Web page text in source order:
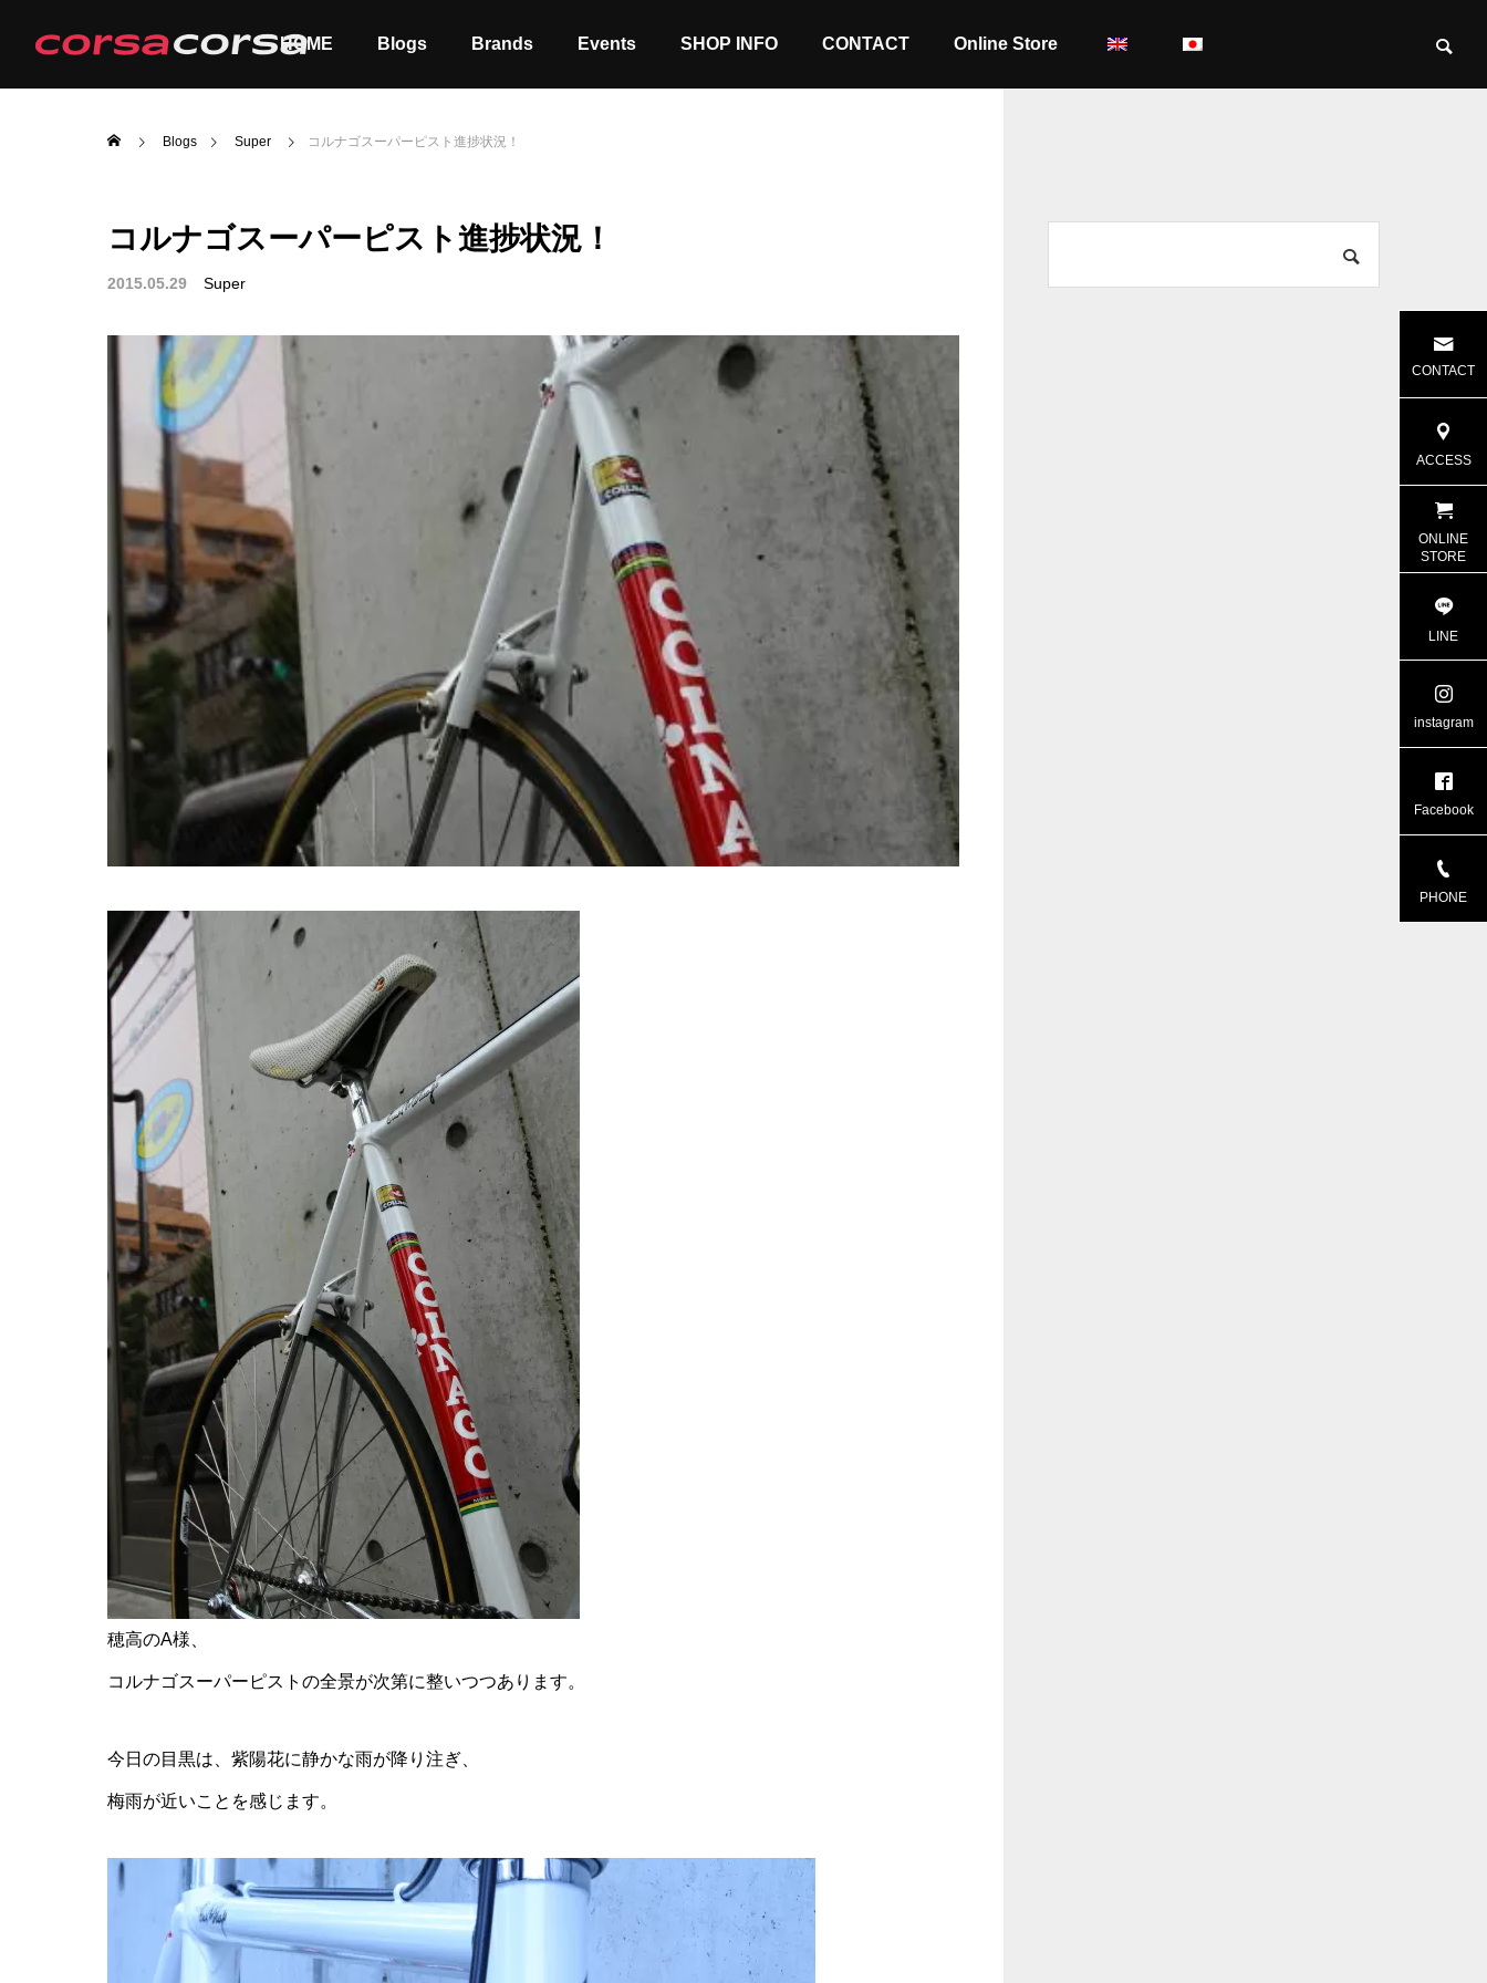
HOME Blogs Brands Events SHOP INFO CONTACT Online Store
ALL
Blogs Super コルナゴスーパーピスト進捗状況！
コルナゴスーパーピスト進捗状況！
2015.05.29 Super
穂高のA様、
コルナゴスーパーピストの全景が次第に整いつつあります。
今日の目黒は、紫陽花に静かな雨が降り注ぎ、
梅雨が近いことを感じます。
CONTACT
ACCESS
ONLINE
STORE
LINE
instagram
Facebook
PHONE